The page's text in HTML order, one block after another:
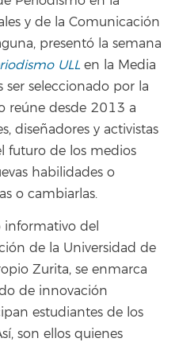
y de la Comunicación
presentó la semana
ULL en la Media
ser seleccionado por la
reúne desde 2013 a
diseñadores y activistas
futuro de los medios
habilidades o
o cambiarlas.
informativo del
de la Universidad de
Zurita, se enmarca
de innovación
estudiantes de los
son ellos quienes